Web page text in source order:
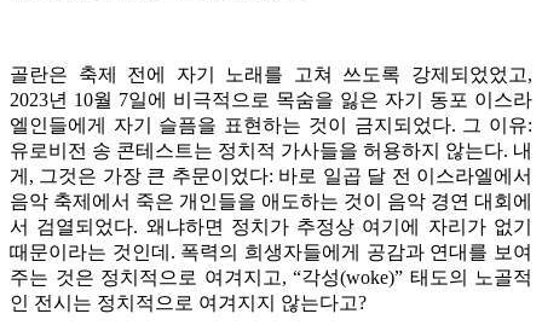
골란은 축제 전에 자기 노래를 고쳐 쓰도록 강제되었었고,
2023년 10월 7일에 비극적으로 목숨을 잃은 자기 동포 이스라
엘인들에게 자기 슬픔을 표현하는 것이 금지되었다. 그 이유:
유로비전 송 콘테스트는 정치적 가사들을 허용하지 않는다. 내
게, 그것은 가장 큰 추문이었다: 바로 일곱 달 전 이스라엘에서
음악 축제에서 죽은 개인들을 애도하는 것이 음악 경연 대회에
서 검열되었다. 왜냐하면 정치가 추정상 여기에 자리가 없기
때문이라는 것인데. 폭력의 희생자들에게 공감과 연대를 보여
주는 것은 정치적으로 여겨지고, “각성(woke)” 태도의 노골적
인 전시는 정치적으로 여겨지지 않는다고?